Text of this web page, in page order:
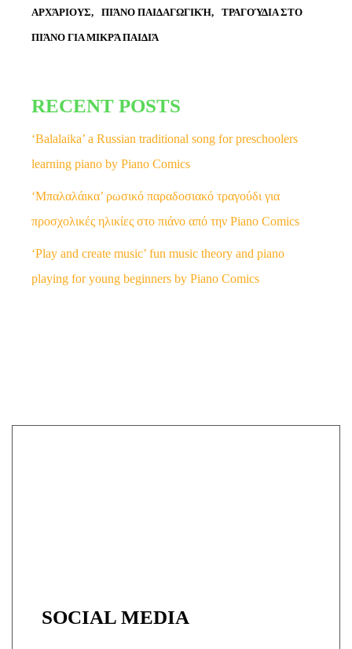
ΑΡΧΆΡΙΟΥΣ ΠΙΆΝΟ ΠΑΙΔΑΓΩΓΙΚΉ ΤΡΑΓΟΎΔΙΑ ΣΤΟ
ΠΙΆΝΟ ΓΙΑ ΜΙΚΡΆ ΠΑΙΔΙΆ
RECENT POSTS
‘Balalaika’ a Russian traditional song for preschoolers
learning piano by Piano Comics
‘Μπαλαλάικα’ ρωσικό παραδοσιακό τραγούδι για
προσχολικές ηλικίες στο πιάνο από την Piano Comics
‘Play and create music’ fun music theory and piano
playing for young beginners by Piano Comics
SOCIAL MEDIA